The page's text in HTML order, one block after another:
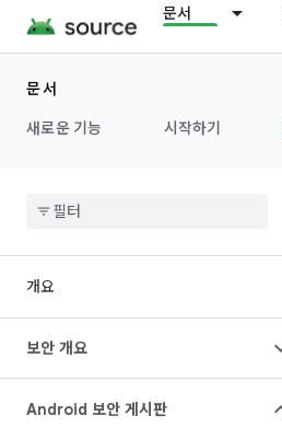
문서
문서
새로운 기능
시작하기
개요
보안 개요
Android 보안 게시판